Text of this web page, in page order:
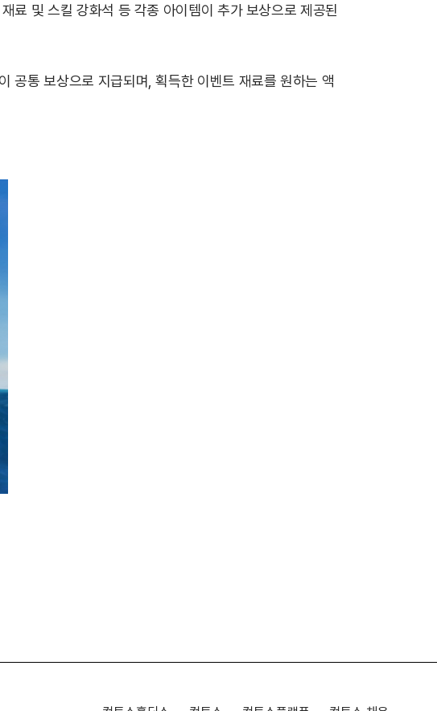
료 및 스킬 강화석 등 각종 아이템이 추가 보상으로 제공된
공통 보상으로 지급되며, 획득한 이벤트 재료를 원하는 액